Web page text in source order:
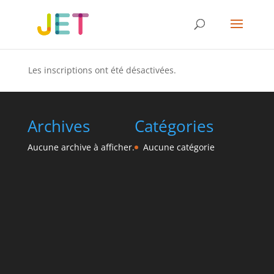
Les inscriptions ont été désactivées.
Archives
Aucune archive à afficher.
Catégories
Aucune catégorie